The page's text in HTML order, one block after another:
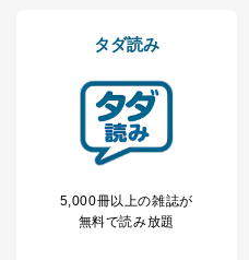
当社の定期購読サ
ービス等をご利用
の方の個人情報
商品
ス、
個人
閲覧
析し
広告
当社にお問合わせ
お問
処、
タダ読み
5,000冊以上の雑誌が
無料で読み放題